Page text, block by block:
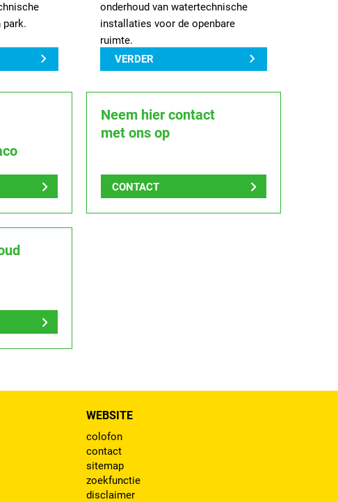
onderhoud van watertechnische
installaties voor de openbare
ruimte.
VERDER
Neem hier contact
met ons op
CONTACT
WEBSITE
colofon
contact
sitemap
zoekfunctie
disclaimer